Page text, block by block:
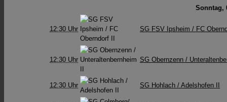
Sonntag,
12:30 Uhr SG FSV Ipsheim / FC
12:30 Uhr SG Obernzenn /​
12:30 Uhr SG Hohlach / Adelshofen II